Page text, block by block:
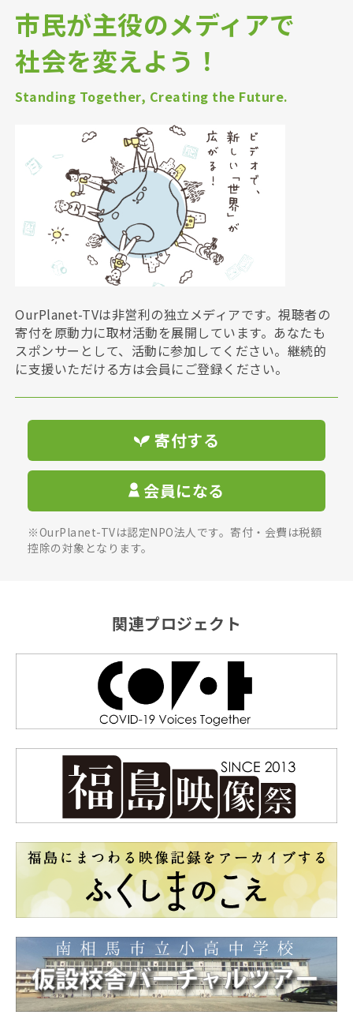
市民が主役のメディアで
社会を変えよう！
Standing Together, Creating the Future.
OurPlanet-TVは非営利の独立メディアです。視聴者の
寄付を原動力に取材活動を展開しています。あなたも
スポンサーとして、活動に参加してください。継続的
に支援いただける方は会員にご登録ください。
寄付する
会員になる
※OurPlanet-TVは認定NPO法人です。寄付・会費は税額
控除の対象となります。
関連プロジェクト